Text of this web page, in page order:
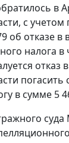
в
с
об отказе
налога
в сумме 5
суда